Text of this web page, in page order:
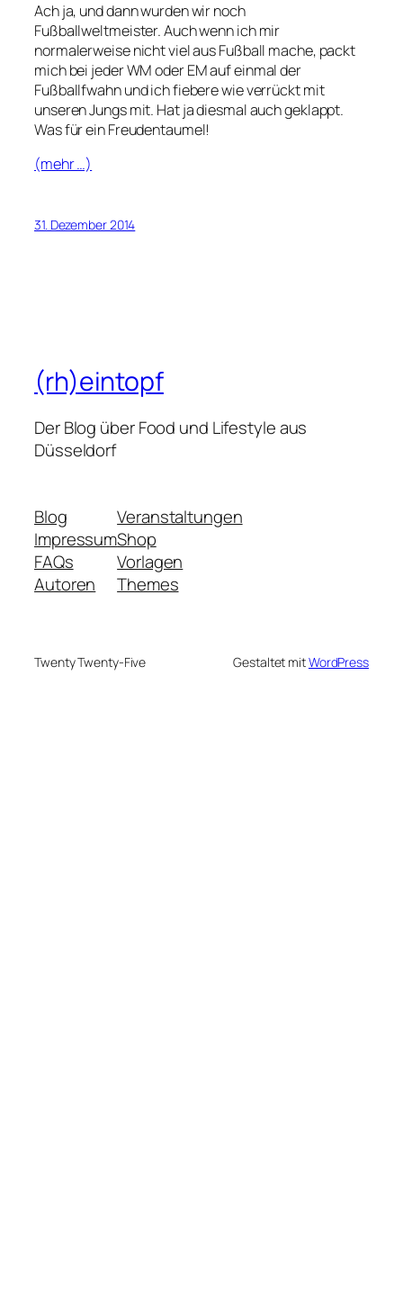
Ach ja, und dann wurden wir noch
Fußballweltmeister. Auch wenn ich mir
normalerweise nicht viel aus Fußball mache, packt
mich bei jeder WM oder EM auf einmal der
Fußballfwahn und ich fiebere wie verrückt mit
unseren Jungs mit. Hat ja diesmal auch geklappt.
Was für ein Freudentaumel!
(mehr …)
31. Dezember 2014
(rh)eintopf
Der Blog über Food und Lifestyle aus
Düsseldorf
Blog
Impressum
FAQs
Autoren
Veranstaltungen
Shop
Vorlagen
Themes
Twenty Twenty-Five Gestaltet mitWordPress